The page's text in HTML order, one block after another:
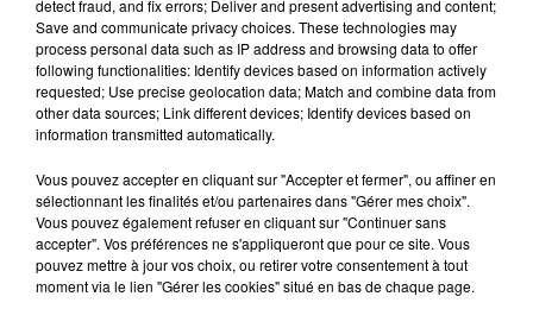
7 août 2026
Moha MMZ dévoile « Mikasa », un
nouveau single entre amour et...
7 août 2026
Tayc et Didi B dévoilent le single le plus
dansant de l’année
detect fraud, and fix errors; Deliver and present advertising and content;
Save and communicate privacy choices. These technologies may
process personal data such as IP address and browsing data to offer
following functionalities: Identify devices based on information actively
requested; Use precise geolocation data; Match and combine data from
other data sources; Link different devices; Identify devices based on
information transmitted automatically.
Vous pouvez accepter en cliquant sur "Accepter et fermer", ou affiner en
sélectionnant les finalités et/ou partenaires dans "Gérer mes choix".
Vous pouvez également refuser en cliquant sur "Continuer sans
accepter". Vos préférences ne s'appliqueront que pour ce site. Vous
pouvez mettre à jour vos choix, ou retirer votre consentement à tout
moment via le lien "Gérer les cookies" situé en bas de chaque page.